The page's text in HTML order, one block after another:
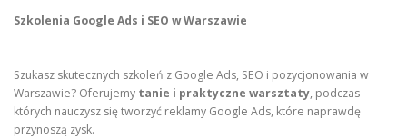
Szkolenia Google Ads i SEO w Warszawie
Szukasz skutecznych szkoleń z Google Ads, SEO i pozycjonowania w
Warszawie? Oferujemy tanie i praktyczne warsztaty, podczas
których nauczysz się tworzyć reklamy Google Ads, które naprawdę
przynoszą zysk.